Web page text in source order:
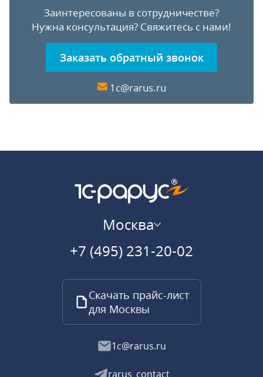
Заинтересованы в сотрудничестве?
Нужна консультация? Свяжитесь с нами!
Заказать обратный звонок
1c@rarus.ru
Москва
+7 (495) 231-20-02
Скачать прайс-лист
для Москвы
1c@rarus.ru
rarus_contact